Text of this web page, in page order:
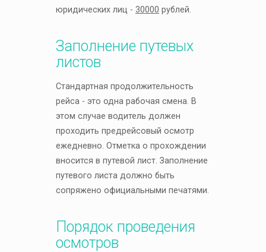
юридических лиц - 30000 рублей.
Заполнение путевых
листов
Стандартная продолжительность
рейса - это одна рабочая смена. В
этом случае водитель должен
проходить предрейсовый осмотр
ежедневно. Отметка о прохождении
вносится в путевой лист. Заполнение
путевого листа должно быть
сопряжено официальными печатями.
Порядок проведения
осмотров